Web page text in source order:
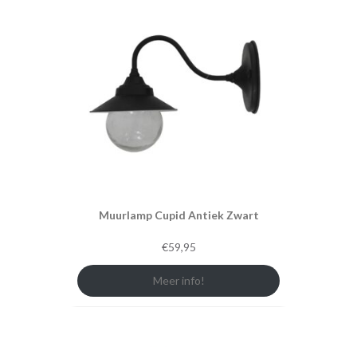
Muurlamp Cupid Antiek Zwart
€59,95
Meer info!